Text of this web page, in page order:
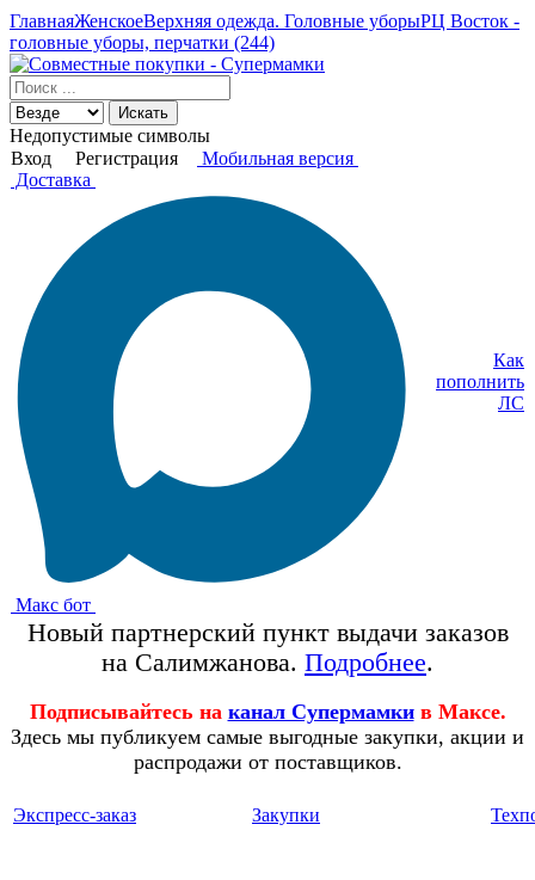
ГлавнаяЖенскоеВерхняя одежда. Головные уборыРЦ Восток -
головные уборы, перчатки (244)
Искать
Недопустимые символы
Вход
Регистрация
Мобильная версия
Доставка
Макс бот
Как
пополнить
ЛС
Новый партнерский пункт выдачи заказов
на Салимжанова. Подробнее.
Подписывайтесь на канал Супермамки в Максе.
Здесь мы публикуем самые выгодные закупки, акции и
распродажи от поставщиков.
Экспресс-заказ Закупки